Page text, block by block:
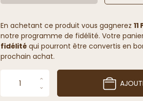
En achetant ce produit vous gagnerez
notre programme de fidélité. Votre
fidélitéqui pourront être convertis en
prochain achat.